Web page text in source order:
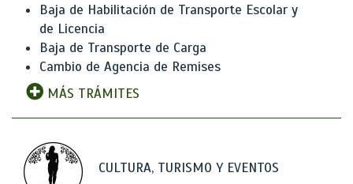
Baja de Habilitación de Transporte Escolar y
de Licencia
Baja de Transporte de Carga
Cambio de Agencia de Remises
MÁS TRÁMITES
CULTURA, TURISMO Y EVENTOS